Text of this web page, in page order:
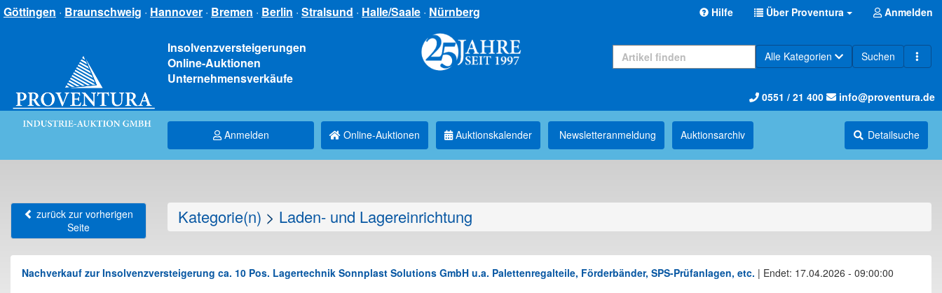
Göttingen · Braunschweig · Hannover · Bremen · Berlin · Stralsund · Halle/Saale · Nürnberg Hilfe Über Proventura Anmelden
Insolvenzversteigerungen
Online-Auktionen
Unternehmensverkäufe
Alle Kategorien Suchen
0551 / 21 400 info@proventura.de
Anmelden Online-Auktionen Auktionskalender Newsletter­anmeldung Auktions­archiv Detailsuche
zurück zur vorherigen
Seite
Kategorie(n) > Laden- und Lagereinrichtung
Nachverkauf zur Insolvenzversteigerung ca. 10 Pos. Lagertechnik Sonnplast Solutions GmbH u.a. Palettenregalteile, Förderbänder, SPS-Prüfanlagen, etc. | Endet: 17.04.2026 - 09:00:00